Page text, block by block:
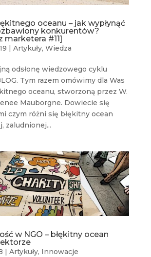
oceanu – jak wypłynąć
konkurentów?
marketera #11]
| Artykuły, Wiedza
odsłonę wiedzowego cyklu
Tym razem omówimy dla Was
oceanu, stworzoną przez W.
Mauborgne. Dowiecie się
czym różni się błękitny ocean
zaludnionej...
w NGO – błękitny ocean
| Artykuły, Innowacje